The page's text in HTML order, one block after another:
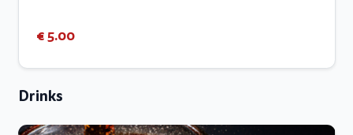
€ 5.00
Drinks